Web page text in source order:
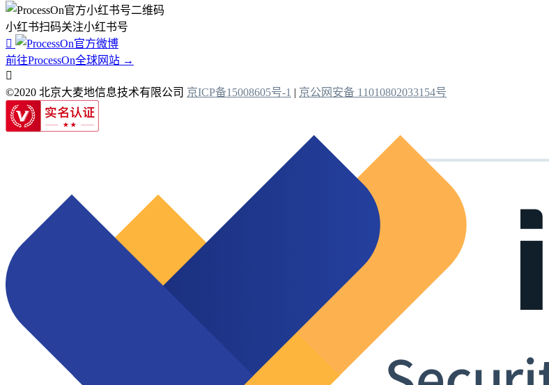
小红书扫码关注小红书号

前往ProcessOn全球网站 →

©2020 北京大麦地信息技术有限公司 京ICP备15008605号-1 | 京公网安备 11010802033154号